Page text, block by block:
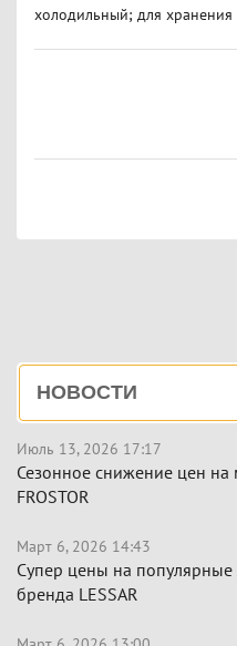
холодильный; для хранения
Боковая
панель
НОВОСТИ
Июль 13, 2026 17:17
Сезонное снижение цен
FROSTOR
Март 6, 2026 14:43
Супер цены на
бренда LESSAR